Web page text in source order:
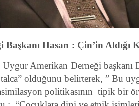
Başkanı Hasan : Çin’in Aldığı
Amerikan Derneği başkanı
olduğunu belirterek, ” Bu
politikasının tipik bir